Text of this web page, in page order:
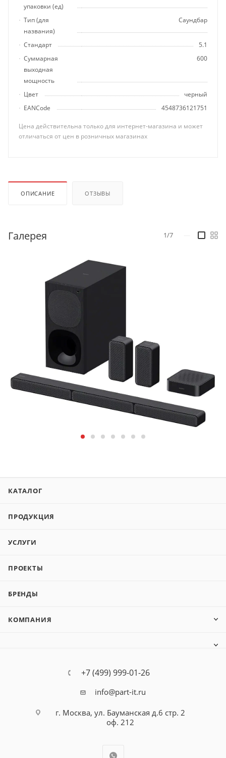
упаковки (ед)
Тип (для
названия)
Саундбар
Стандарт
5.1
Суммарная
выходная
мощность
600
Цвет
черный
EANCode
4548736121751
Цена действительна только для интернет-магазина и может
отличаться от цен в розничных магазинах
ОПИСАНИЕ ОТЗЫВЫ
Галерея 1/7
КАТАЛОГ
ПРОДУКЦИЯ
УСЛУГИ
ПРОЕКТЫ
БРЕНДЫ
КОМПАНИЯ
+7 (499) 999-01-26
info@part-it.ru
г. Москва, ул. Бауманская д.6 стр. 2
оф. 212